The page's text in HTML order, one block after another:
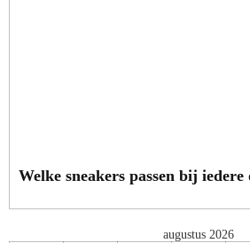
Welke sneakers passen bij
augustus 2026